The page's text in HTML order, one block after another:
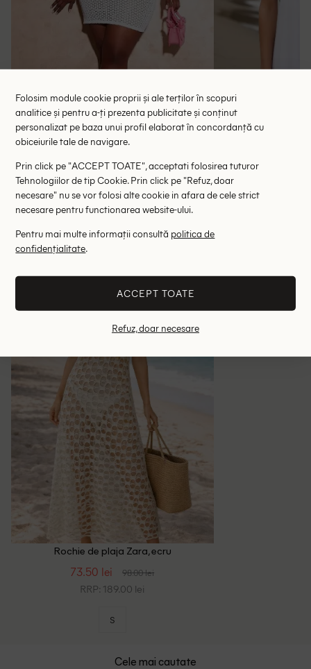
Fusta de plaja PrettyLittleThing Plus Size,
75.00 lei
RRP: 149.00 lei
Rochie de plaja Zara, ecru
73.50 lei 98.00 lei
RRP: 189.00 lei
S
Cele mai cautate
Folosim module cookie proprii și ale terților în scopuri
analitice și pentru a-ți prezenta publicitate și conținut
personalizat pe baza unui profil elaborat în concordanță cu
obiceiurile tale de navigare.
Prin click pe "ACCEPT TOATE", acceptati folosirea tuturor
Tehnologiilor de tip Cookie. Prin click pe "Refuz, doar
necesare" nu se vor folosi alte cookie in afara de cele strict
necesare pentru functionarea website-ului.
Pentru mai multe informații consultă politica de
confidențialitate.
ACCEPT TOATE
Refuz, doar necesare